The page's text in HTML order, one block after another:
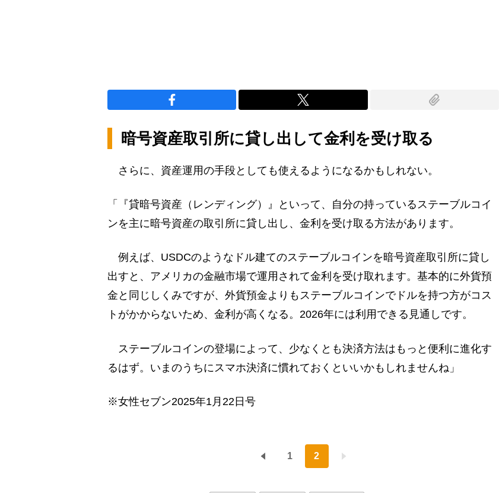
暗号資産取引所に貸し出して金利を受け取る
さらに、資産運用の手段としても使えるようになるかもしれない。
「『貸暗号資産（レンディング）』といって、自分の持っているステーブルコイ
ンを主に暗号資産の取引所に貸し出し、金利を受け取る方法があります。
例えば、USDCのようなドル建てのステーブルコインを暗号資産取引所に貸し
出すと、アメリカの金融市場で運用されて金利を受け取れます。基本的に外貨預
金と同じしくみですが、外貨預金よりもステーブルコインでドルを持つ方がコス
トがかからないため、金利が高くなる。2026年には利用できる見通しです。
ステーブルコインの登場によって、少なくとも決済方法はもっと便利に進化す
るはず。いまのうちにスマホ決済に慣れておくといいかもしれませんね」
※女性セブン2025年1月22日号
1 2